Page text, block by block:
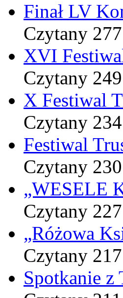
Finał LV
Czytany
XVI
Czytany
X Festiwal
Czytany
Festiwal
Czytany
„WESELE
Czytany
„Różowa
Czytany
Spotkanie z